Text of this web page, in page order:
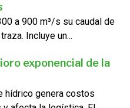
a 900 m³/s su caudal de
Incluye un...
exponencial de la
hídrico genera costos